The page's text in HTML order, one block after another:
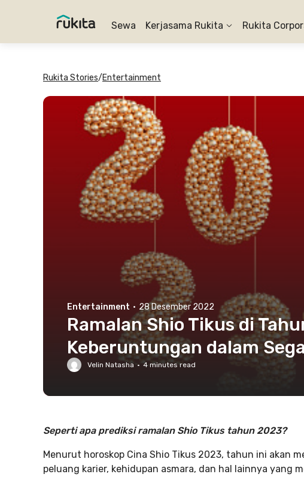
Sewa Kerjasama Rukita Rukita
Rukita Stories/Entertainment
Entertainment · 28 Desember 2022
Ramalan Shio Tikus di
Keberuntungan dalam
Velin Natasha · 4 minutes read
Seperti apa prediksi ramalan Shio Tikus tahun 2023?
Menurut horoskop Cina Shio Tikus 2023, tahun ini akan
peluang karier, kehidupan asmara, dan hal lainnya yang